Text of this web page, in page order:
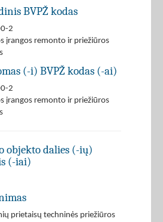
BVPŽ kodas
2
įrangos remonto ir priežiūros
(-i) BVPŽ kodas (-ai)
2
įrangos remonto ir priežiūros
objekto dalies (-ių)
(-iai)
prietaisų techninės priežiūros